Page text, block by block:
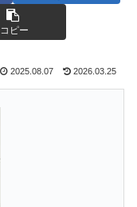
コピー
2025.08.07 2026.03.25